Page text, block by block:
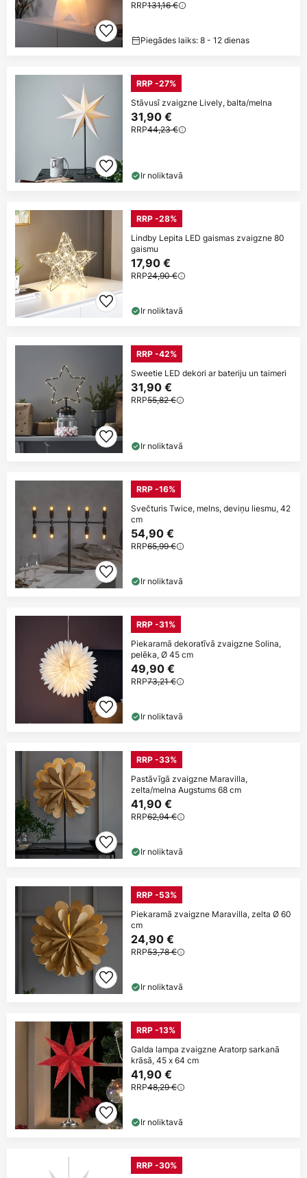
RRP131,16 €
Piegādes laiks: 8 - 12 dienas
RRP -27%
Stāvusī zvaigzne Lively, balta/melna
31,90 €
RRP44,23 €
Ir noliktavā
RRP -28%
Lindby Lepita LED gaismas zvaigzne 80
gaismu
17,90 €
RRP24,90 €
Ir noliktavā
RRP -42%
Sweetie LED dekori ar bateriju un taimeri
31,90 €
RRP55,82 €
Ir noliktavā
RRP -16%
Svečturis Twice, melns, deviņu liesmu, 42
cm
54,90 €
RRP65,99 €
Ir noliktavā
RRP -31%
Piekaramā dekoratīvā zvaigzne Solina,
pelēka, Ø 45 cm
49,90 €
RRP73,21 €
Ir noliktavā
RRP -33%
Pastāvīgā zvaigzne Maravilla,
zelta/melna Augstums 68 cm
41,90 €
RRP62,94 €
Ir noliktavā
RRP -53%
Piekaramā zvaigzne Maravilla, zelta Ø 60
cm
24,90 €
RRP53,78 €
Ir noliktavā
RRP -13%
Galda lampa zvaigzne Aratorp sarkanā
krāsā, 45 x 64 cm
41,90 €
RRP48,29 €
Ir noliktavā
RRP -30%